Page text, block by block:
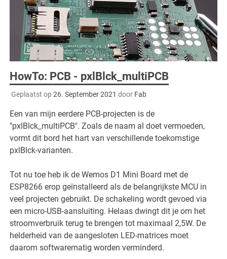
HowTo: PCB - pxlBlck_multiPCB
Geplaatst op 26. September 2021 door Fab
Een van mijn eerdere PCB-projecten is de
"pxlBlck_multiPCB". Zoals de naam al doet vermoeden,
vormt dit bord het hart van verschillende toekomstige
pxlBlck-varianten.
Tot nu toe heb ik de Wemos D1 Mini Board met de
ESP8266 erop geïnstalleerd als de belangrijkste MCU in
veel projecten gebruikt. De schakeling wordt gevoed via
een micro-USB-aansluiting. Helaas dwingt dit je om het
stroomverbruik terug te brengen tot maximaal 2,5W. De
helderheid van de aangesloten LED-matrices moet
daarom softwarematig worden verminderd.